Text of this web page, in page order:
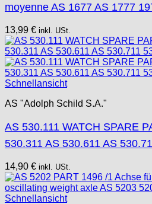
Unitas
moyenne AS 1677 AS 1777
13,99 € inkl. USt.
Schnellansicht
AS "Adolph Schild S.A."
AS 530.111 WATCH SPARE
530.311 AS 530.611 AS
14,90 € inkl. USt.
Schnellansicht